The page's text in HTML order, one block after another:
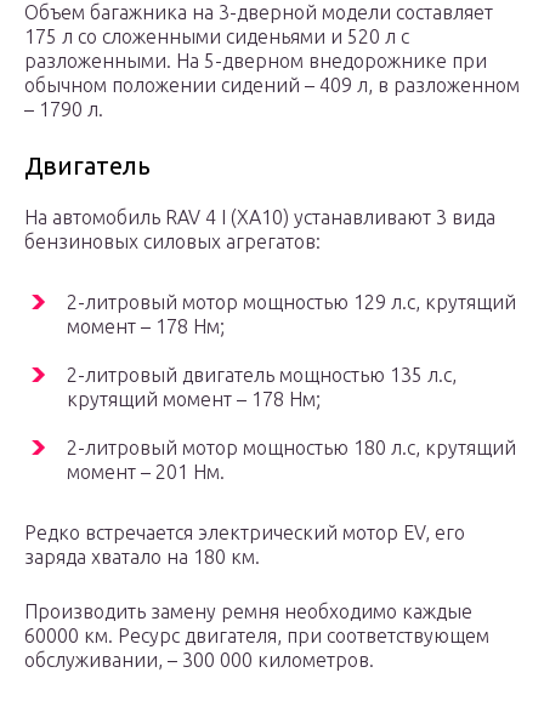
Объем багажника на 3-дверной модели составляет
175 л со сложенными сиденьями и 520 л с
разложенными. На 5-дверном внедорожнике при
обычном положении сидений – 409 л, в разложенном
– 1790 л.
Двигатель
На автомобиль RAV 4 I (XA10) устанавливают 3 вида
бензиновых силовых агрегатов:
2-литровый мотор мощностью 129 л.с, крутящий
момент – 178 Нм;
2-литровый двигатель мощностью 135 л.с,
крутящий момент – 178 Нм;
2-литровый мотор мощностью 180 л.с, крутящий
момент – 201 Нм.
Редко встречается электрический мотор EV, его
заряда хватало на 180 км.
Производить замену ремня необходимо каждые
60000 км. Ресурс двигателя, при соответствующем
обслуживании, – 300 000 километров.